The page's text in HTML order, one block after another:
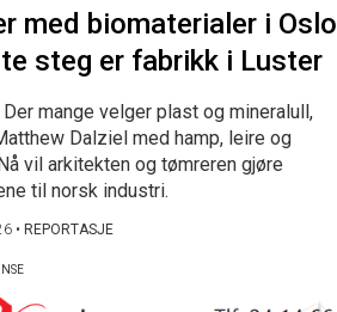
med biomaterialer i Oslo
steg er fabrikk i Luster
Der mange velger plast og mineralull,
Dalziel med hamp, leire og
vil arkitekten og tømreren gjøre
til norsk industri.
• REPORTASJE